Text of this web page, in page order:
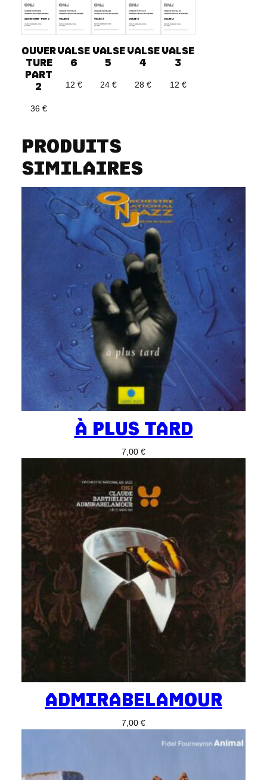
OUVER
TURE
PART
2
36€
VALSE
6
12 €
VALSE
5
24 €
VALSE
4
28€
VALSE
3
12 €
PRODUITS
SIMILAIRES
À PLUS TARD
7,00 €
ADMIRABELAMOUR
7,00 €